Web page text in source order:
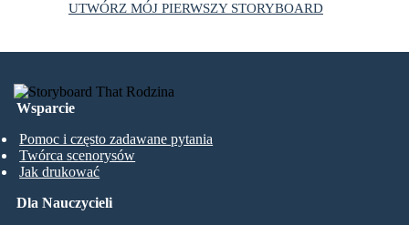
UTWÓRZ MÓJ PIERWSZY STORYBOARD
Wsparcie
Pomoc i często zadawane pytania
Twórca scenorysów
Jak drukować
Dla Nauczycieli